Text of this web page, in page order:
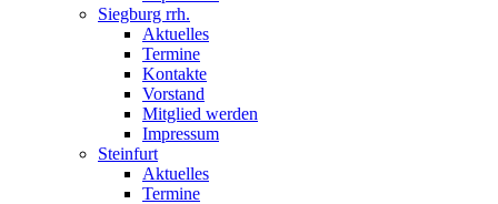
Siegburg rrh.
Aktuelles
Termine
Kontakte
Vorstand
Mitglied werden
Impressum
Steinfurt
Aktuelles
Termine